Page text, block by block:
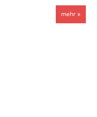
mehr »